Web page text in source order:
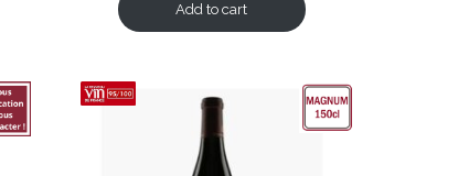
Add to cart